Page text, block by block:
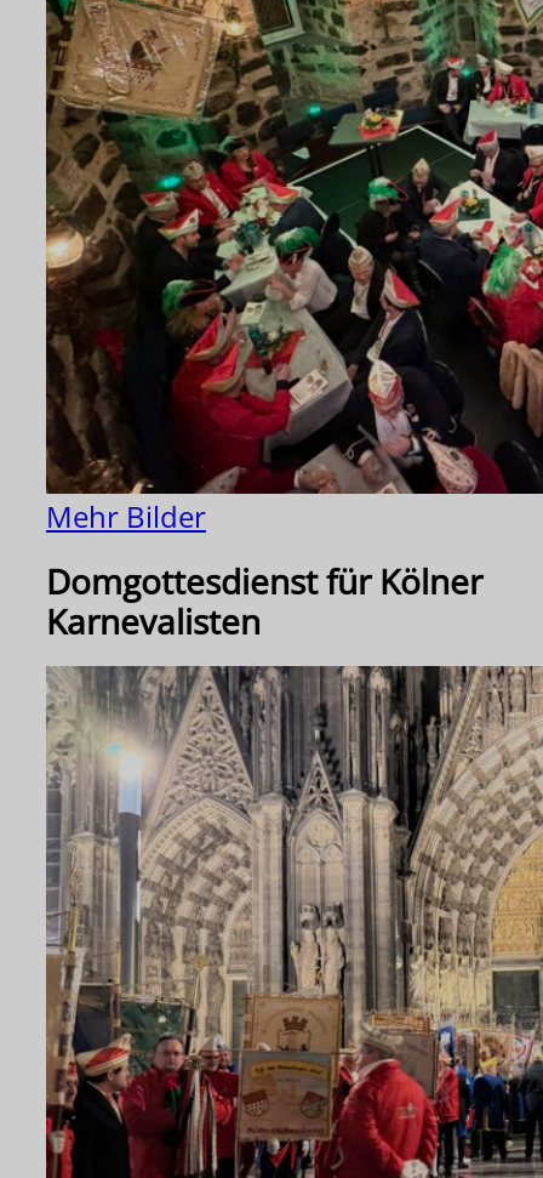
Mehr Bilder
Domgottesdienst für Kölner
Karnevalisten